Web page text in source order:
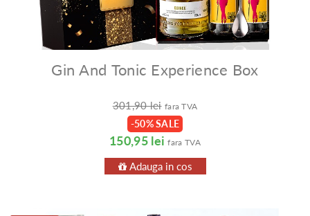
Gin And Tonic Experience Box
301,90 lei fara TVA
-50% SALE
150,95 lei fara TVA
Adauga in cos